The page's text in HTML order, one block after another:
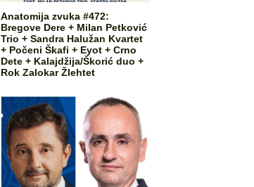
Anatomija zvuka #472:
Bregove Dere + Milan Petković
Trio + Sandra Halužan Kvartet
+ Počeni Škafi + Eyot + Crno
Dete + Kalajdžija/Škorić duo +
Rok Zalokar Žlehtet